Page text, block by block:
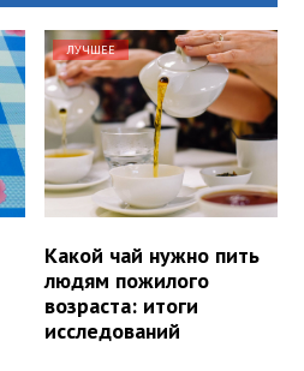
ЛУЧШЕЕ
Какой чай нужно пить
людям пожилого
возраста: итоги
исследований